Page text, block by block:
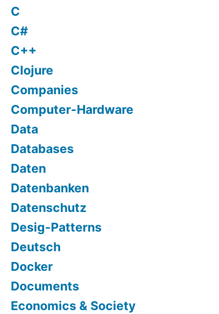
C
C#
C++
Clojure
Companies
Computer-Hardware
Data
Databases
Daten
Datenbanken
Datenschutz
Desig-Patterns
Deutsch
Docker
Documents
Economics & Society